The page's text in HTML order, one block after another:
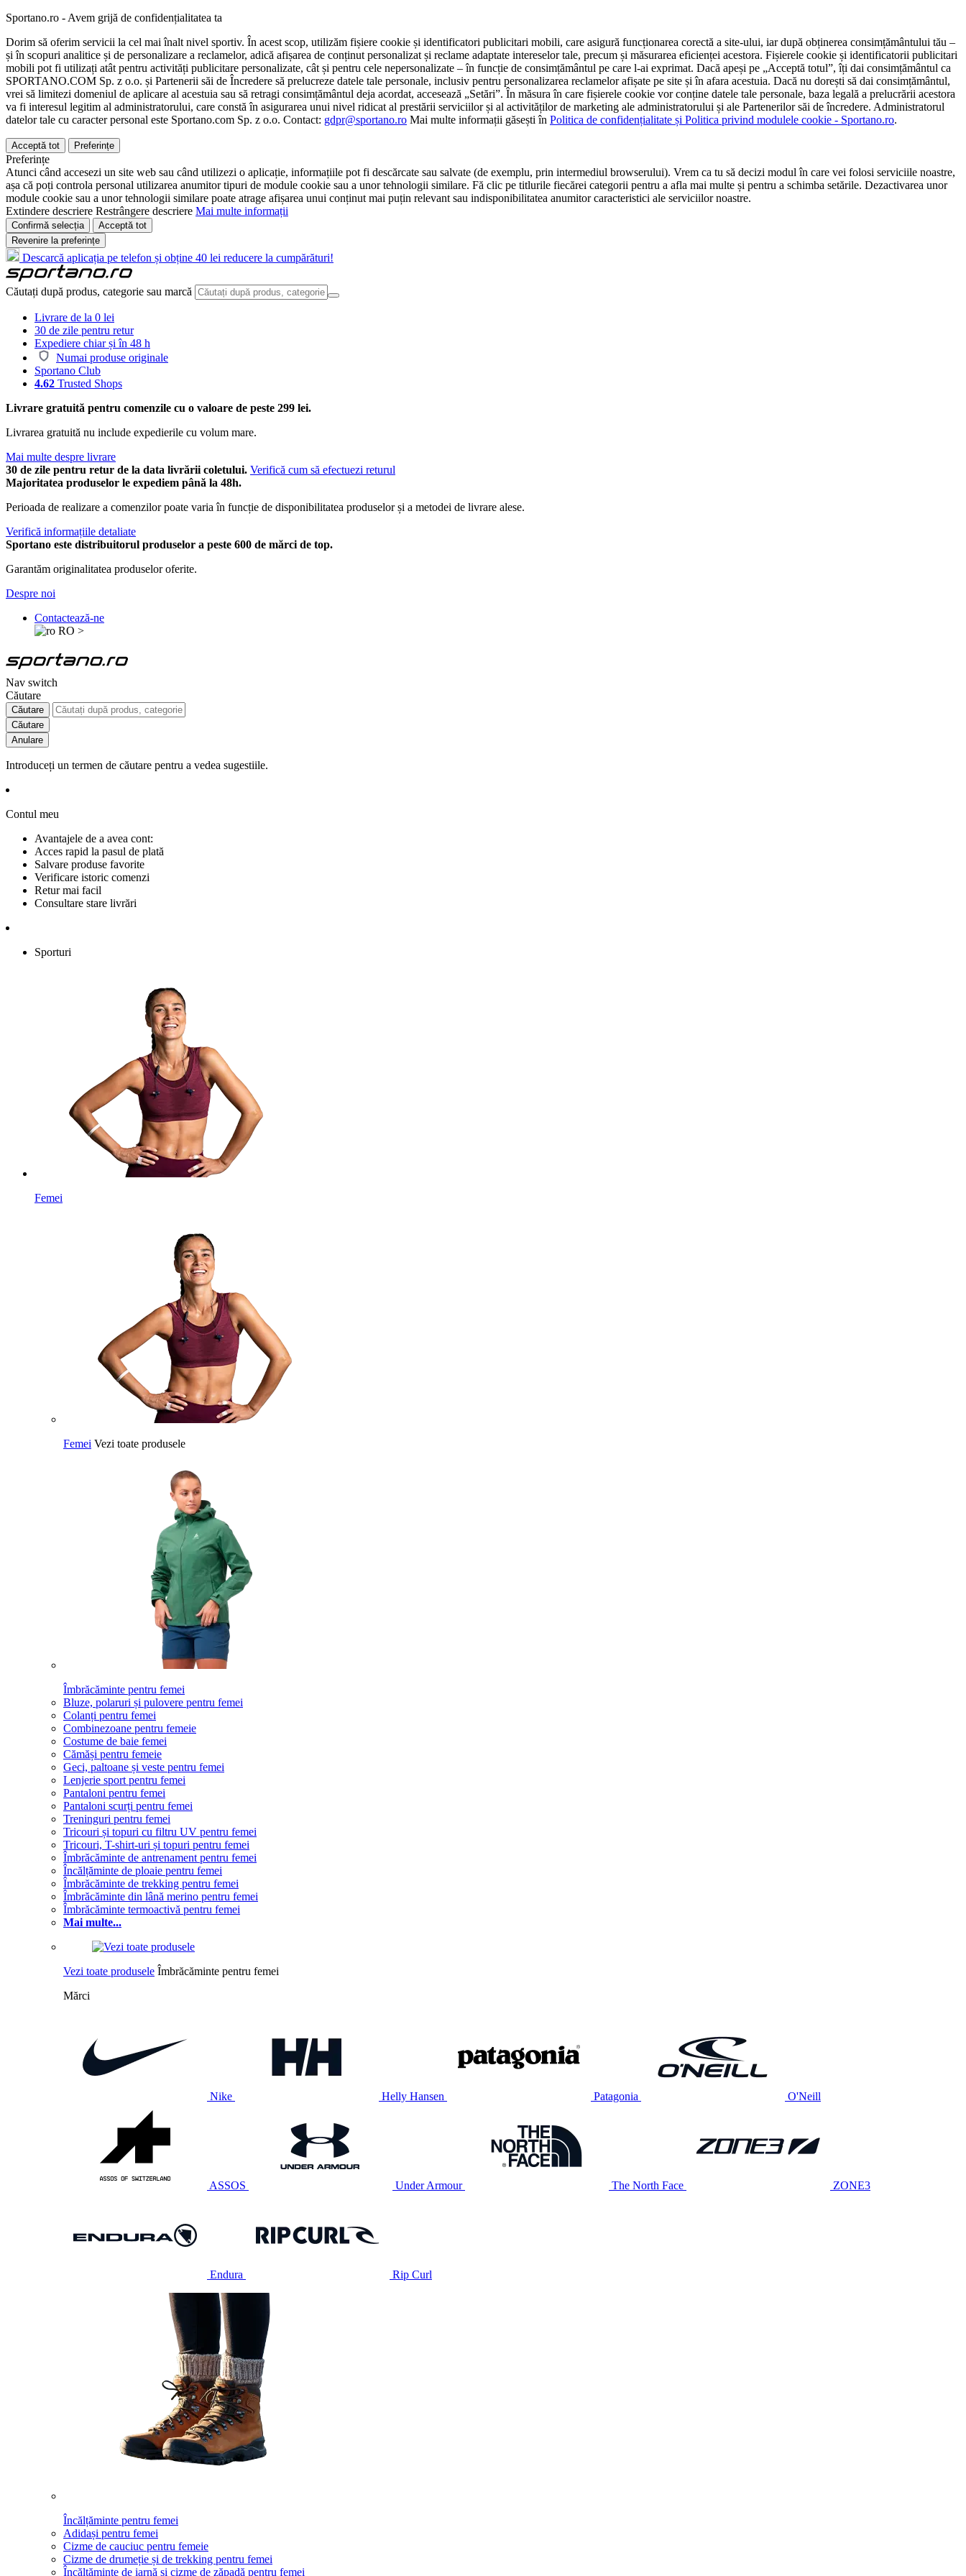
Sportano.ro - Avem grijă de confidențialitatea ta
Dorim să oferim servicii la cel mai înalt nivel sportiv. În acest scop, utilizăm fișiere cookie și identificatori publicitari mobili, care asigură funcționarea corectă a site-ului, iar după obținerea consimțământului tău –
și în scopuri analitice și de personalizare a reclamelor, adică afișarea de conținut personalizat și reclame adaptate intereselor tale, precum și măsurarea eficienței acestora. Fișierele cookie și identificatorii publicitari
mobili pot fi utilizați atât pentru activități publicitare personalizate, cât și pentru cele nepersonalizate – în funcție de consimțământul pe care l-ai exprimat. Dacă apeși pe „Acceptă totul”, îți dai consimțământul ca
SPORTANO.COM Sp. z o.o. și Partenerii săi de Încredere să prelucreze datele tale personale, inclusiv pentru personalizarea reclamelor afișate pe site și în afara acestuia. Dacă nu dorești să dai consimțământul,
vrei să limitezi domeniul de aplicare al acestuia sau să retragi consimțământul deja acordat, accesează „Setări”. În măsura în care fișierele cookie vor conține datele tale personale, baza legală a prelucrării acestora
va fi interesul legitim al administratorului, care constă în asigurarea unui nivel ridicat al prestării serviciilor și al activităților de marketing ale administratorului și ale Partenerilor săi de încredere. Administratorul
datelor tale cu caracter personal este Sportano.com Sp. z o.o. Contact: gdpr@sportano.ro Mai multe informații găsești în Politica de confidențialitate și Politica privind modulele cookie - Sportano.ro.
Acceptă tot Preferințe
Preferințe
Atunci când accesezi un site web sau când utilizezi o aplicație, informațiile pot fi descărcate sau salvate (de exemplu, prin intermediul browserului). Vrem ca tu să decizi modul în care vei folosi serviciile noastre,
așa că poți controla personal utilizarea anumitor tipuri de module cookie sau a unor tehnologii similare. Fă clic pe titlurile fiecărei categorii pentru a afla mai multe și pentru a schimba setările. Dezactivarea unor
module cookie sau a unor tehnologii similare poate atrage afișarea unui conținut mai puțin relevant sau indisponibilitatea anumitor caracteristici ale serviciilor noastre.
Extindere descriere Restrângere descriere Mai multe informații
Confirmă selecția
Acceptă tot
Revenire la preferințe
Descarcă aplicația pe telefon și obține 40 lei reducere la cumpărături!
Căutați după produs, categorie sau marcă
Livrare de la 0 lei
30 de zile pentru retur
Expediere chiar și în 48 h
Numai produse originale
Sportano Club
4.62 Trusted Shops
Livrare gratuită pentru comenzile cu o valoare de peste 299 lei.
Livrarea gratuită nu include expedierile cu volum mare.
Mai multe despre livrare
30 de zile pentru retur de la data livrării coletului. Verifică cum să efectuezi returul
Majoritatea produselor le expediem până la 48h.
Perioada de realizare a comenzilor poate varia în funcție de disponibilitatea produselor și a metodei de livrare alese.
Verifică informațiile detaliate
Sportano este distribuitorul produselor a peste 600 de mărci de top.
Garantăm originalitatea produselor oferite.
Despre noi
Contactează-ne
RO >
Nav switch
Căutare
Căutare
Căutare
Anulare
Introduceți un termen de căutare pentru a vedea sugestiile.
Contul meu
Avantajele de a avea cont:
Acces rapid la pasul de plată
Salvare produse favorite
Verificare istoric comenzi
Retur mai facil
Consultare stare livrări
Sporturi
Femei
Femei Vezi toate produsele
Îmbrăcăminte pentru femei
Bluze, polaruri și pulovere pentru femei
Colanți pentru femei
Combinezoane pentru femeie
Costume de baie femei
Cămăși pentru femeie
Geci, paltoane și veste pentru femei
Lenjerie sport pentru femei
Pantaloni pentru femei
Pantaloni scurți pentru femei
Treninguri pentru femei
Tricouri și topuri cu filtru UV pentru femei
Tricouri, T-shirt-uri și topuri pentru femei
Îmbrăcăminte de antrenament pentru femei
Încălțăminte de ploaie pentru femei
Îmbrăcăminte de trekking pentru femei
Îmbrăcăminte din lână merino pentru femei
Îmbrăcăminte termoactivă pentru femei
Mai multe...
Vezi toate produsele Îmbrăcăminte pentru femei
Mărci
Nike Helly Hansen Patagonia O'Neill
ASSOS Under Armour The North Face ZONE3
Endura Rip Curl
Încălțăminte pentru femei
Adidași pentru femei
Cizme de cauciuc pentru femeie
Cizme de drumeție și de trekking pentru femei
Încălțăminte de iarnă și cizme de zăpadă pentru femei